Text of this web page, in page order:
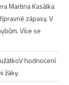
Martina Kasálka
zápasy. V
Více se
V hodnocení
žáky.